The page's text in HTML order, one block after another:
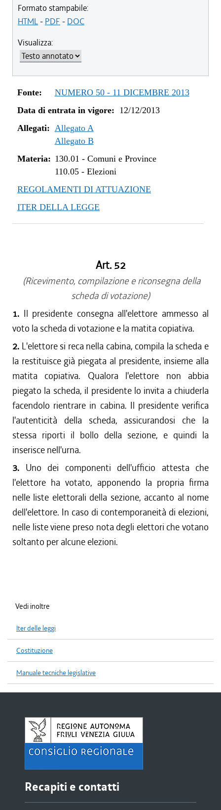
dal 16/03/2022 al 13/06/2022
dal 20/05/2021 al 15/03/2022
dal 14/03/2019 al 31/03/2020
dal 10/08/2017 al 13/03/2019
dal 30/06/2016 al 09/08/2017
dal 25/05/2016 al 29/06/2016
dal 06/08/2015 al 10/08/2015
dal 01/01/2015 al 05/08/2015
dal 20/02/2014 al 31/12/2014
dal 12/12/2013 al 19/02/2014
Formato stampabile:
HTML- PDF - DOC
Visualizza:
Fonte:
NUMERO 50 - 11 DICEMBRE 2013
Data di entrata in vigore: 12/12/2013
Allegati: Allegato A
Allegato B
Materia: 130.01 - Comuni e Province
110.05- Elezioni
REGOLAMENTI DI ATTUAZIONE
ITER DELLA LEGGE
Art. 52
(Ricevimento, compilazione e riconsegna della
scheda di votazione)
1. Il presidente consegna all'elettore ammesso al
voto la scheda di votazione e la matita copiativa.
2. L'elettore si reca nella cabina, compila la scheda e
la restituisce già piegata al presidente, insieme alla
matita copiativa. Qualora l'elettore non abbia
piegato la scheda, il presidente lo invita a chiuderla
facendolo rientrare in cabina. Il presidente verifica
l'autenticità della scheda, assicurandosi che la
stessa riporti il bollo della sezione, e quindi la
inserisce nell'urna.
3. Uno dei componenti dell'ufficio attesta che
l'elettore ha votato, apponendo la propria firma
nelle liste elettorali della sezione, accanto al nome
dell'elettore. In caso di contemporaneità di elezioni,
nelle liste viene preso nota degli elettori che votano
soltanto per alcune elezioni.
Vedi inoltre
Iter delle leggi
Costituzione
Manuale tecniche legislative
Recapiti e contatti